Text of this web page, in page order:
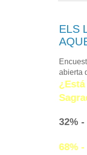
ELS
abierta
32% -
68% -